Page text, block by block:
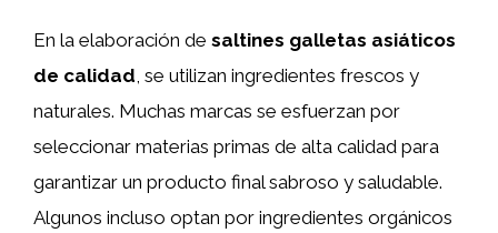
En la elaboración de saltines galletas asiáticos
de calidad , se utilizan ingredientes frescos y
naturales. Muchas marcas se esfuerzan por
seleccionar materias primas de alta calidad para
garantizar un producto final sabroso y saludable.
Algunos incluso optan por ingredientes orgánicos